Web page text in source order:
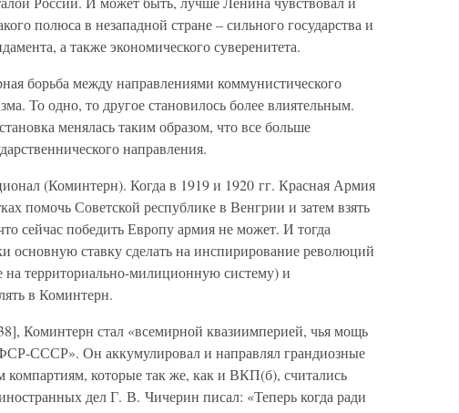
полюса в незападной стране – сильного государства и
а также экономического суверенитета.
борьба между направлениями коммунистического
То одно, то другое становилось более влиятельным.
менялась таким образом, что все больше
направления.
(Коминтерн). Когда в 1919 и 1920 гг. Красная Армия
помочь Советской республике в Венгрии и затем взять
сейчас победить Европу армия не может. И тогда
основную ставку сделать на инспирирование революций
на территориально-милиционную систему) и
в Коминтерн.
Коминтерн стал «всемирной квазиимперией, чья мощь
СССР». Он аккумулировал и направлял грандиозные
компартиям, которые так же, как и ВКП(б), считались
дел Г. В. Чичерин писал: «Теперь когда ради